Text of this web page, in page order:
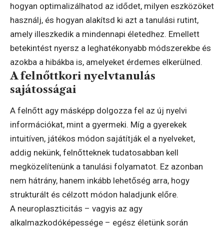
hogyan optimalizálhatod az idődet, milyen eszközöket
használj, és hogyan alakítsd ki azt a tanulási rutint,
amely illeszkedik a mindennapi életedhez. Emellett
betekintést nyersz a leghatékonyabb módszerekbe és
azokba a hibákba is, amelyeket érdemes elkerülned.
A felnőttkori nyelvtanulás
sajátosságai
A felnőtt agy másképp dolgozza fel az új nyelvi
információkat, mint a gyermeki. Míg a gyerekek
intuitíven, játékos módon sajátítják el a nyelveket,
addig nekünk, felnőtteknek tudatosabban kell
megközelítenünk a tanulási folyamatot. Ez azonban
nem hátrány, hanem inkább lehetőség arra, hogy
strukturált és célzott módon haladjunk előre.
A neuroplaszticitás – vagyis az agy
alkalmazkodóképessége – egész életünk során